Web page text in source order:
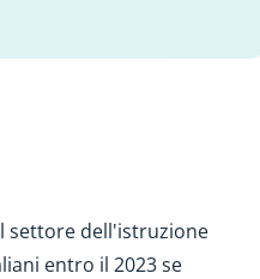
settore dell'istruzione
entro il 2023 se